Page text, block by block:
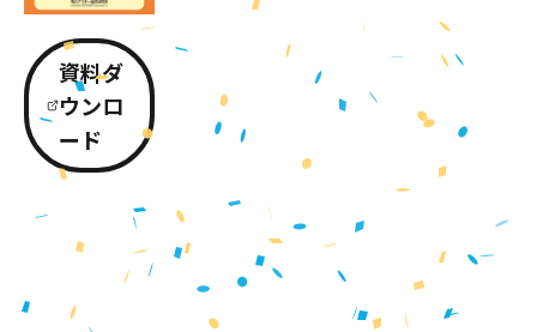
資料ダ
ウンロ
ード